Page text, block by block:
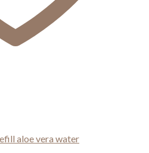
aloe vera water